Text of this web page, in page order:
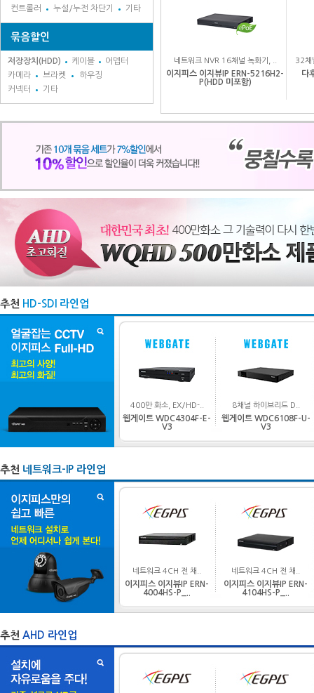
컨트롤러
누설/누전 차단기 기타
묶음할인
저장장치(HDD) 케이블
어뎁터
카메라
브라켓
하우징
커넥터
기타
네트워크 NVR 16채널 녹화기, ..
이지피스 이지뷰IP ERN-5216H2-
P(HDD 미포함)
32채
다
추천 HD-SDI 라인업
400만 화소, EX/HD-..
웹게이트 WDC4304F-E-
V3
8채널 하이브리드 D..
웹게이트 WDC6108F-U-
V3
추천 네트워크-IP 라인업
네트워크 4CH 전 채..
이지피스 이지뷰IP ERN-
4004HS-P_..
네트워크 4CH 전 채..
이지피스 이지뷰IP ERN-
4104HS-P_..
추천 AHD 라인업